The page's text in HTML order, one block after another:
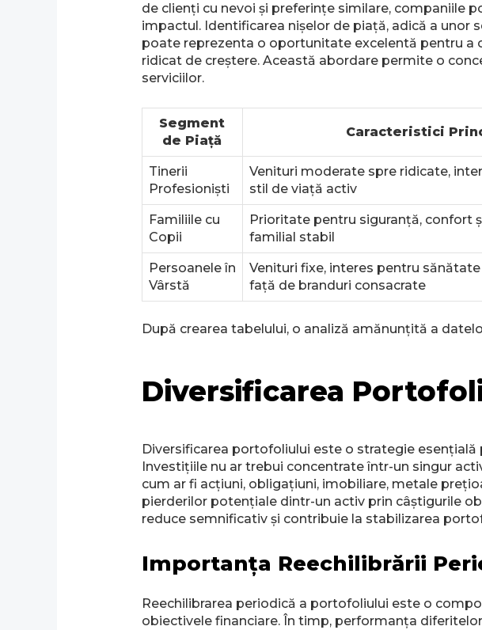
de clienți cu nevoi și preferințe similare, companiile
impactul. Identificarea nișelor de piață, adică a
poate reprezenta o oportunitate excelentă pentru a
ridicat de creștere. Această abordare permite o
serviciilor.
Segment
de Piață
Caracteristici
Tinerii
Profesioniști
Venituri moderate spre ridicate,
stil de viață activ
Familiile cu
Copii
Prioritate pentru siguranță, confort
familial stabil
Persoanele în
Vârstă
Venituri fixe, interes pentru
față de branduri consacrate
După crearea tabelului, o analiză amănunțită a
Diversificarea
Diversificarea portofoliului este o strategie
Investițiile nu ar trebui concentrate într-un singur
cum ar fi acțiuni, obligațiuni, imobiliare, metale
pierderilor potențiale dintr-un activ prin câștigurile
reduce semnificativ și contribuie la stabilizarea
Importanța Reechilibrării
Reechilibrarea periodică a portofoliului este o
obiectivele financiare. În timp, performanța